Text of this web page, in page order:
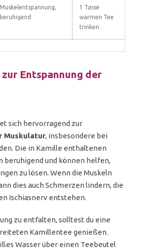
Muskelentspannung,
beruhigend
1 Tasse
warmen Tee
trinken
Entspannung der
sich hervorragend zur
Muskulatur, insbesondere bei
Die in Kamille enthaltenen
und können helfen,
zu lösen. Wenn die Muskeln
dies auch Schmerzen lindern, die
Ischiasnerv entstehen.
zu entfalten, solltest du eine
Kamillentee genießen.
Wasser über einen Teebeutel